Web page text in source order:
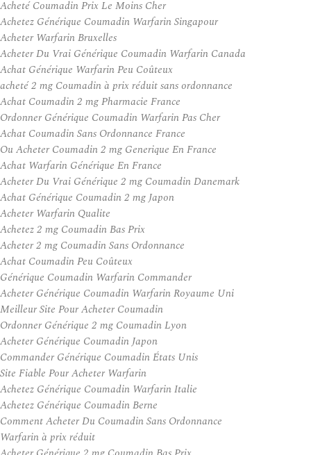
Acheté Coumadin Prix Le Moins Cher
Achetez Générique Coumadin Warfarin Singapour
Acheter Warfarin Bruxelles
Acheter Du Vrai Générique Coumadin Warfarin Canada
Achat Générique Warfarin Peu Coûteux
acheté 2 mg Coumadin à prix réduit sans ordonnance
Achat Coumadin 2 mg Pharmacie France
Ordonner Générique Coumadin Warfarin Pas Cher
Achat Coumadin Sans Ordonnance France
Ou Acheter Coumadin 2 mg Generique En France
Achat Warfarin Générique En France
Acheter Du Vrai Générique 2 mg Coumadin Danemark
Achat Générique Coumadin 2 mg Japon
Acheter Warfarin Qualite
Achetez 2 mg Coumadin Bas Prix
Acheter 2 mg Coumadin Sans Ordonnance
Achat Coumadin Peu Coûteux
Générique Coumadin Warfarin Commander
Acheter Générique Coumadin Warfarin Royaume Uni
Meilleur Site Pour Acheter Coumadin
Ordonner Générique 2 mg Coumadin Lyon
Acheter Générique Coumadin Japon
Commander Générique Coumadin États Unis
Site Fiable Pour Acheter Warfarin
Achetez Générique Coumadin Warfarin Italie
Achetez Générique Coumadin Berne
Comment Acheter Du Coumadin Sans Ordonnance
Warfarin à prix réduit